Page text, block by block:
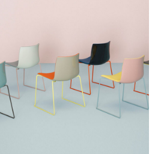
oficinas de American Express
incorporamos equipamiento de
empresas líderes